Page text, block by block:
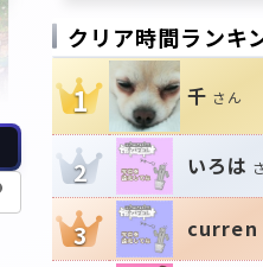
クリア時間ランキ
1 千 さん
2 いろは
3 curren